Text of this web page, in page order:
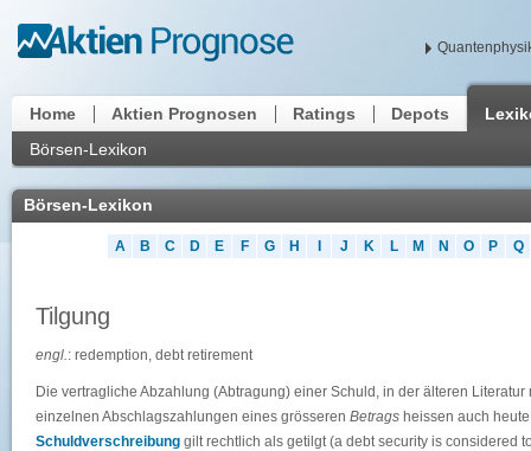
Home Aktien Prognosen Ratings Depots
Börsen-Lexikon
Börsen-Lexikon
A B C D E F G H J K L M N O P Q
Tilgung
engl.: redemption, debt retirement
Die vertragliche Abzahlung (Abtragung) einer Schuld, in der älteren
einzelnen Abschlagszahlungen eines grösseren Betrags heissen auch
Schuldverschreibung gilt rechtlich als getilgt (a debt security is considered